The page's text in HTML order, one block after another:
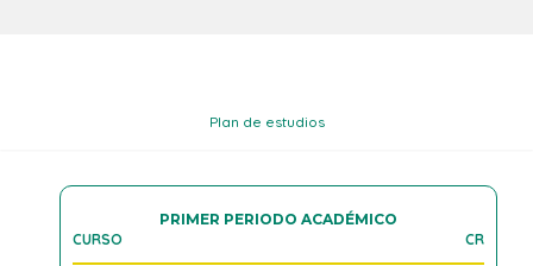
Plan de estudios
PRIMER PERIODO ACADÉMICO
CURSO
CR